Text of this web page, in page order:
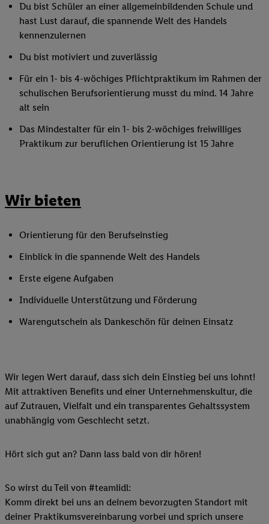
Du bist Schüler an einer allgemeinbildenden Schule und
hast Lust darauf, die spannende Welt des Handels
kennenzulernen
Du bist motiviert und zuverlässig
Für ein 1- bis 4-wöchiges Pflichtpraktikum im Rahmen der
schulischen Berufsorientierung musst du mind. 14 Jahre
alt sein
Das Mindestalter für ein 1- bis 2-wöchiges freiwilliges
Praktikum zur beruflichen Orientierung ist 15 Jahre
Wir bieten
Orientierung für den Berufseinstieg
Einblick in die spannende Welt des Handels
Erste eigene Aufgaben
Individuelle Unterstützung und Förderung
Warengutschein als Dankeschön für deinen Einsatz
Wir legen Wert darauf, dass sich dein Einstieg bei uns lohnt!
Mit attraktiven Benefits und einer Unternehmenskultur, die
auf Zutrauen, Vielfalt und ein transparentes Gehaltssystem
unabhängig vom Geschlecht setzt.
Hört sich gut an? Dann lass bald von dir hören!
So wirst du Teil von #teamlidl:
Komm direkt bei uns an deinem bevorzugten Standort mit
deiner Praktikumsvereinbarung vorbei und sprich unsere